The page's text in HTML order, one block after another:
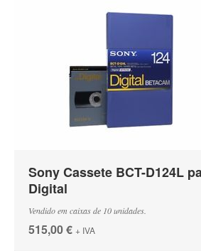
Sony Cassete BCT-D124L
Digital
Vendido em caixas de 10 unidades.
515,00 € + IVA